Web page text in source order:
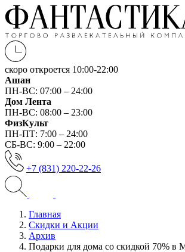
скоро откроется 10:00-22:00
Ашан
ПН-ВС: 07:00 – 24:00
Дом Лента
ПН-ВС: 08:00 – 23:00
ФизКульт
ПН-ПТ: 7:00 – 24:00
СБ-ВС: 9:00 – 22:00
+7 (831) 220-22-26
Главная
Скидки и Акции
Архив
Подарки для дома со скидкой 70% в